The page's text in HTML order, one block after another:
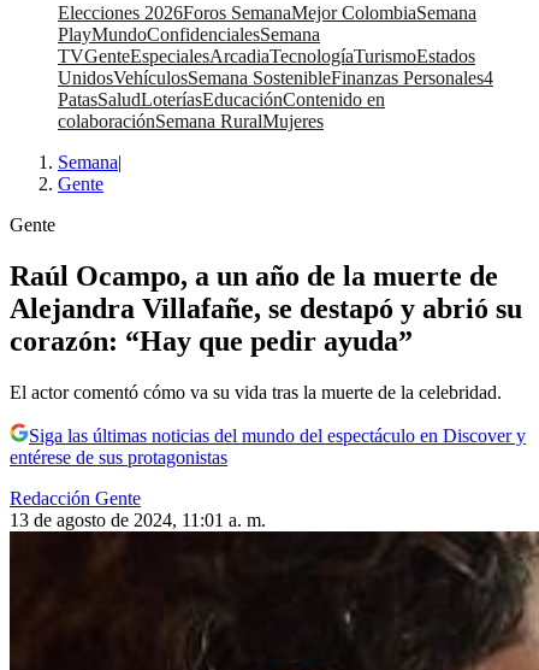
Elecciones 2026Foros SemanaMejor ColombiaSemana
PlayMundoConfidencialesSemana
TVGenteEspecialesArcadiaTecnologíaTurismoEstados
UnidosVehículosSemana SostenibleFinanzas Personales4
PatasSaludLoteríasEducaciónContenido en
colaboraciónSemana RuralMujeres
Semana|
Gente
Gente
Raúl Ocampo, a un año de la muerte de
Alejandra Villafañe, se destapó y abrió su
corazón: “Hay que pedir ayuda”
El actor comentó cómo va su vida tras la muerte de la celebridad.
Siga las últimas noticias del mundo del espectáculo en Discover y
entérese de sus protagonistas
Redacción Gente
13 de agosto de 2024, 11:01 a. m.